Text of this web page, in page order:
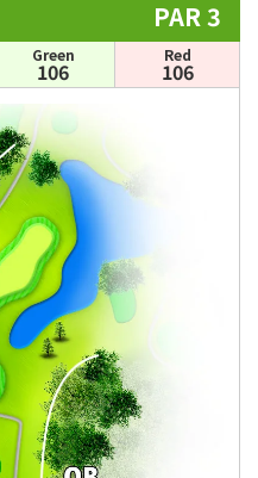
PAR 3
Green
106
Red
106